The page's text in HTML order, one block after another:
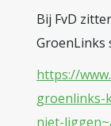
Bij FvD
GroenLinks
https://
groenlinks-
niet-